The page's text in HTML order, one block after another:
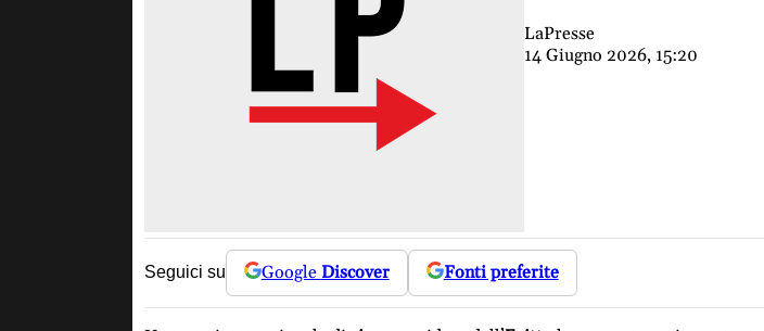
LaPresse
14 Giugno 2026, 15:20
Seguici su Google Discover Fonti preferite